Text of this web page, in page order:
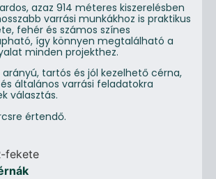
azaz 914 méteres kiszerelésben
varrási munkákhoz is praktikus
fehér és számos színes
így könnyen megtalálható a
minden projekthez.
tartós és jól kezelhető cérna,
általános varrási feladatokra
választás.
értendő.
fekete